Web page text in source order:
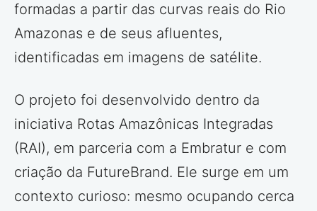
formadas a partir das curvas reais do Rio
Amazonas e de seus afluentes,
identificadas em imagens de satélite.
O projeto foi desenvolvido dentro da
iniciativa Rotas Amazônicas Integradas
(RAI), em parceria com a Embratur e com
criação da FutureBrand. Ele surge em um
contexto curioso: mesmo ocupando cerca